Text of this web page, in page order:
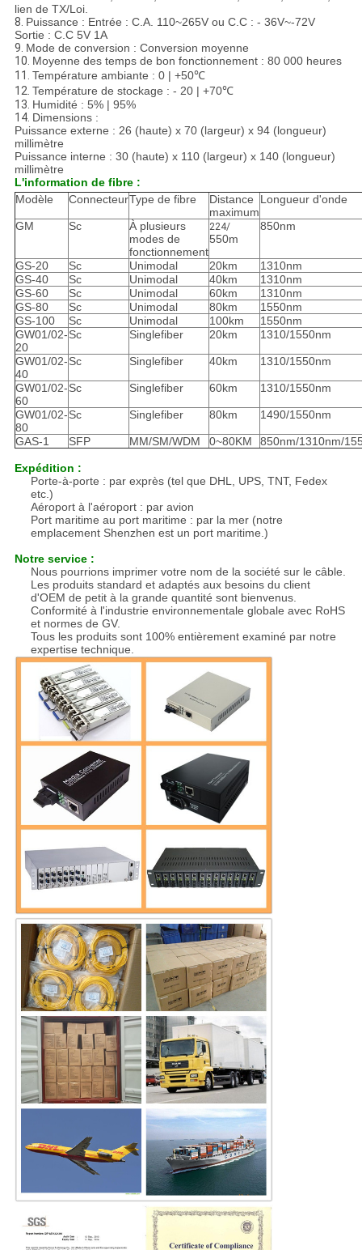
lien de TX/Loi.
8. Puissance : Entrée : C.A. 110~265V ou C.C : - 36V~-72V
Sortie : C.C 5V 1A
9. Mode de conversion : Conversion moyenne
10. Moyenne des temps de bon fonctionnement : 80 000 heures
11. Température ambiante : 0 | +50℃
12. Température de stockage : - 20 | +70℃
13. Humidité : 5% | 95%
14. Dimensions :
Puissance externe : 26 (haute) x 70 (largeur) x 94 (longueur)
millimètre
Puissance interne : 30 (haute) x 110 (largeur) x 140 (longueur)
millimètre
L'information de fibre :
Modèle
ConnecteurType de fibre
Distance
maximum
Longueur d'onde
GM Sc
À plusieurs
modes de
fonctionnement
224/
550m
850nm
GS-20 Sc Unimodal 20km
1310nm
GS-40
Sc Unimodal 40km
1310nm
GS-60
Sc Unimodal 60km
1310nm
GS-80
Sc Unimodal 80km
1550nm
GS-100
Sc Unimodal 100km
1550nm
GW01/02-
20
Sc Singlefiber 20km 1310/1550nm
GW01/02-
40
Sc Singlefiber 40km 1310/1550nm
GW01/02-
60
Sc Singlefiber 60km 1310/1550nm
GW01/02-
80
Sc Singlefiber 80km 1490/1550nm
GAS-1 SFP MM/SM/WDM 0~80KM 850nm/1310nm/
Expédition :
Porte-à-porte : par exprès (tel que DHL, UPS, TNT, Fedex
etc.)
Aéroport à l'aéroport : par avion
Port maritime au port maritime : par la mer (notre
emplacement Shenzhen est un port maritime.)
Notre service :
Nous pourrions imprimer votre nom de la société sur le câble.
Les produits standard et adaptés aux besoins du client
d'OEM de petit à la grande quantité sont bienvenus.
Conformité à l'industrie environnementale globale avec RoHS
et normes de GV.
Tous les produits sont 100% entièrement examiné par notre
expertise technique.